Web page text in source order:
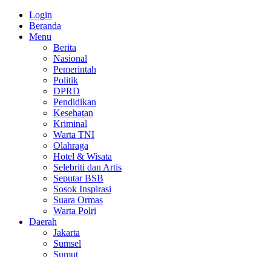
Login
Beranda
Menu
Berita
Nasional
Pemerintah
Politik
DPRD
Pendidikan
Kesehatan
Kriminal
Warta TNI
Olahraga
Hotel & Wisata
Selebriti dan Artis
Seputar BSB
Sosok Inspirasi
Suara Ormas
Warta Polri
Daerah
Jakarta
Sumsel
Sumut